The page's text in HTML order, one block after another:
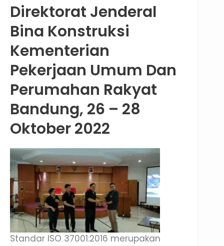
Direktorat Jenderal
Bina Konstruksi
Kementerian
Pekerjaan Umum Dan
Perumahan Rakyat
Bandung, 26 – 28
Oktober 2022
Standar ISO 37001:2016 merupakan